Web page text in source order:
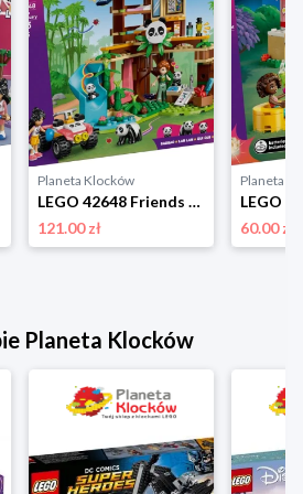
Planeta Klocków
LEGO 42648 Friends Opieka nad pandami w rezerwacie Lego
121.00 zł
Planeta
60.00 zł
Planeta Klocków